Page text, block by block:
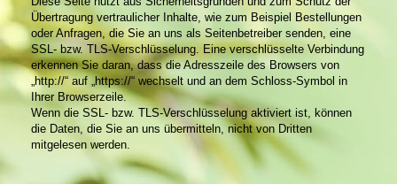
Übertragung vertraulicher Inhalte, wie zum Beispiel Bestellungen
oder Anfragen, die Sie an uns als Seitenbetreiber senden, eine
SSL- bzw. TLS-Verschlüsselung. Eine verschlüsselte Verbindung
erkennen Sie daran, dass die Adresszeile des Browsers von
„http://“ auf „https://“ wechselt und an dem Schloss-Symbol in
Ihrer Browserzeile.
Wenn die SSL- bzw. TLS-Verschlüsselung aktiviert ist, können
die Daten, die Sie an uns übermitteln, nicht von Dritten
mitgelesen werden.